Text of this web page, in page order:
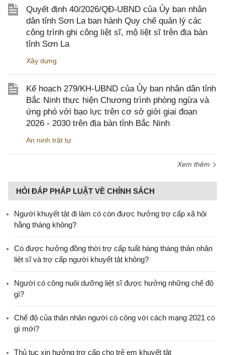
Quyết định 40/2026/QĐ-UBND của Ủy ban nhân
dân tỉnh Sơn La ban hành Quy chế quản lý các
công trình ghi công liệt sĩ, mộ liệt sĩ trên địa bàn
tỉnh Sơn La
Xây dựng
Kế hoạch 279/KH-UBND của Ủy ban nhân dân tỉnh
Bắc Ninh thực hiện Chương trình phòng ngừa và
ứng phó với bạo lực trên cơ sở giới giai đoạn
2026 - 2030 trên địa bàn tỉnh Bắc Ninh
An ninh trật tự
Xem thêm
HỎI ĐÁP PHÁP LUẬT VỀ CHÍNH SÁCH
Người khuyết tật đi làm có còn được hưởng trợ cấp xã hội
hằng tháng không?
​Có được hưởng đồng thời trợ cấp tuất hàng tháng thân nhân
liệt sĩ và trợ cấp người khuyết tật không?
Người có công nuôi dưỡng liệt sĩ được hưởng những chế độ
gì?
Chế độ của thân nhân người có công với cách mạng 2021 có
gì mới?
Thủ tục xin hưởng trợ cấp cho trẻ em khuyết tật